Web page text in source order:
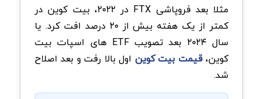
مثلا بعد فروپاشی FTX در ۲۰۲۲، بیت کوین در
کمتر از یک هفته بیش از ۲۰ درصد افت کرد. یا
سال ۲۰۲۴ بعد تصویب ETF های اسپات بیت
کوین،قیمت بیت کوین اول بالا رفت و بعد اصلاح
شد.